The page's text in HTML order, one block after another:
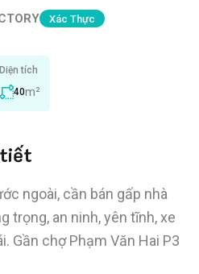
Xác Thực
Diện tích
40m²
ngoài, cần bán gấp nhà
trọng, an ninh, yên tĩnh, xe
Gần chợ Phạm Văn Hai P3